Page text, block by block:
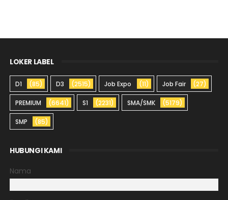
LOKER LABEL
D1 (85) D3 (2515) Job Expo (11) Job Fair (27)
PREMIUM (6641) S1 (2231) SMA/SMK (5179)
SMP (85)
HUBUNGI KAMI
Nama